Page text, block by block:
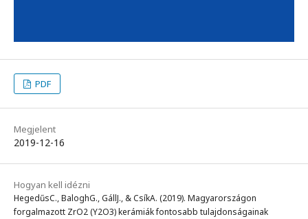
PDF
Megjelent
2019-12-16
Hogyan kell idézni
HegedűsC., BaloghG., GállJ., & CsíkA. (2019). Magyarországon
forgalmazott ZrO2 (Y2O3) kerámiák fontosabb tulajdonságainak